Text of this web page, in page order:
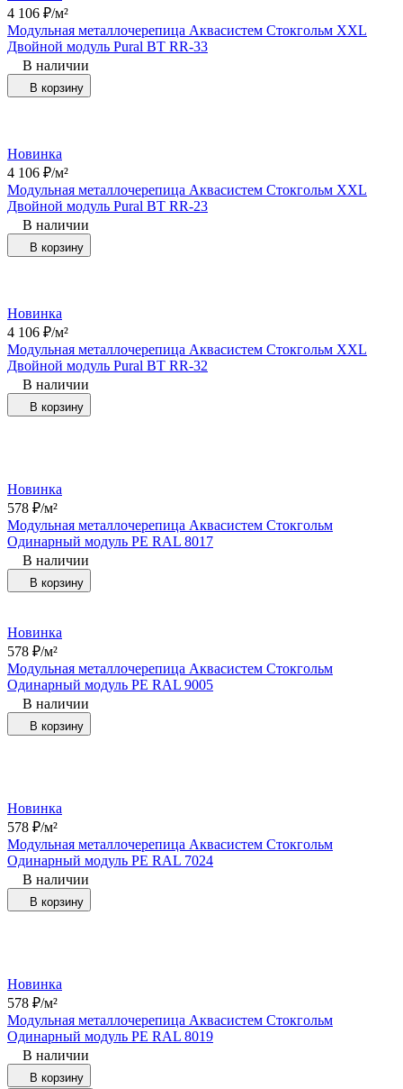
4 106 ₽/м²
Модульная металлочерепица Аквасистем Стокгольм XXL
Двойной модуль Pural BT RR-33
В наличии
В корзину
Новинка
4 106 ₽/м²
Модульная металлочерепица Аквасистем Стокгольм XXL
Двойной модуль Pural BT RR-23
В наличии
В корзину
Новинка
4 106 ₽/м²
Модульная металлочерепица Аквасистем Стокгольм XXL
Двойной модуль Pural BT RR-32
В наличии
В корзину
Новинка
578 ₽/м²
Модульная металлочерепица Аквасистем Стокгольм
Одинарный модуль РЕ RAL 8017
В наличии
В корзину
Новинка
578 ₽/м²
Модульная металлочерепица Аквасистем Стокгольм
Одинарный модуль РЕ RAL 9005
В наличии
В корзину
Новинка
578 ₽/м²
Модульная металлочерепица Аквасистем Стокгольм
Одинарный модуль РЕ RAL 7024
В наличии
В корзину
Новинка
578 ₽/м²
Модульная металлочерепица Аквасистем Стокгольм
Одинарный модуль РЕ RAL 8019
В наличии
В корзину